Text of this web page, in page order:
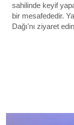
sahilinde keyif
bir mesafededir.
Dağı'nı ziyaret